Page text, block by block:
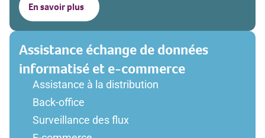
En savoir plus
Assistance échange de données
informatisé et e-commerce
Assistance à la distribution
Back-office
Surveillance des flux